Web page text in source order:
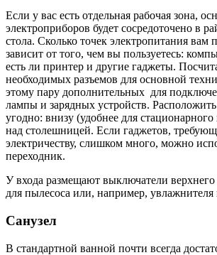
Если у вас есть отдельная рабочая зона,
электроприборов будет сосредоточено в
стола. Сколько точек электропитания вам
зависит от того, чем вы пользуетесь:
есть ли принтер и другие гаджеты.
необходимых разъемов для основной
этому пару дополнительных для
лампы и зарядных устройств.
угодно: внизу (удобнее для
над столешницей. Если гаджетов,
электричеству, слишком много, можно
переходник.
У входа размещают выключатели верхнего
для пылесоса или, например, увлажнителя
Санузел
В стандартной ванной почти всегда